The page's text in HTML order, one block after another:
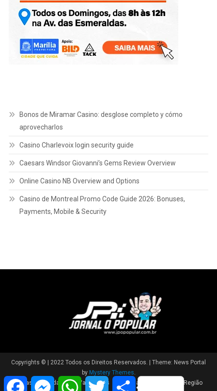
Bonos de Miramar Casino: desglose completo y cómo
aprovecharlos
Casino Charlevoix login security guide
Caesars Windsor Giovanni’s Gems Review Overview
Online Casino NB Overview and Options
Casino de Montreal Promo Code Guide 2026: Bonuses,
Payments, Mobile & Security
Copyrights © | 2022 Todos os Direitos Reservados.
Theme: News Portal
by Mystery Themes.
Brasil
Cidade Variedades Polícia
Região
FacebookMessengerWhatsAppTwitter Share